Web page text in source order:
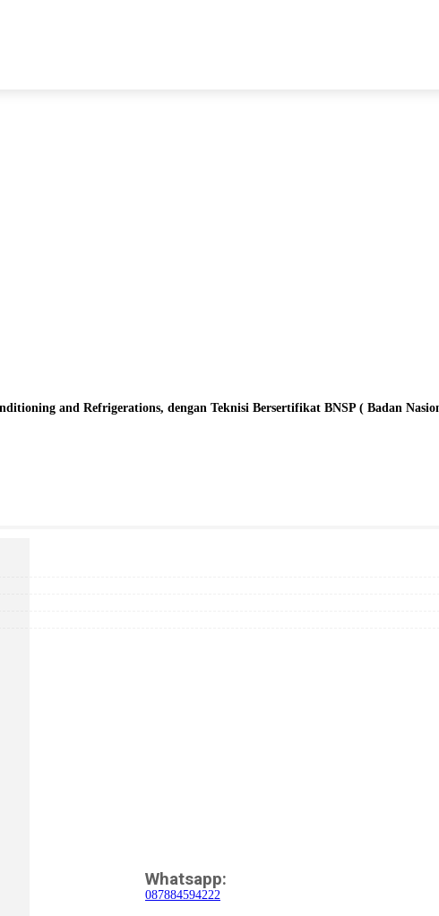
and Refrigerations, dengan Teknisi Bersertifikat BNSP ( Badan
Whatsapp:
087884594222